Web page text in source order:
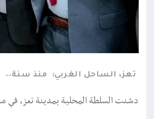
تعز، الساحل الغربي: منذ سنة
دشنت السلطة المحلية بمدينة تعز، في منطقة